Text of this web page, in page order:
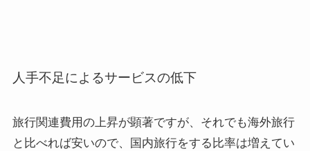
人手不足によるサービスの低下
旅行関連費用の上昇が顕著ですが、それでも海外旅行
と比べれば安いので、国内旅行をする比率は増えてい